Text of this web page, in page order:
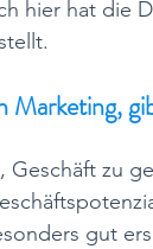
hier hat die
zu
gut